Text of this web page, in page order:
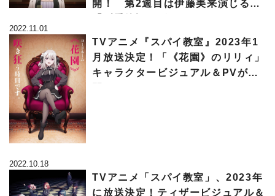
開！ 第2週目は伊藤美来演じる
2022.11.01
TVアニメ『スパイ教室』2023年1
月放送決定！「《花園》のリリィ」
キャラクタービジュアル＆PVが公
2022.10.18
TVアニメ「スパイ教室」、2023年
に放送決定！ティザービジュアル＆